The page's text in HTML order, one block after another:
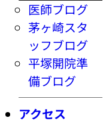
医師ブログ
茅ヶ崎スタ
ッフブログ
平塚開院準
備ブログ
アクセス